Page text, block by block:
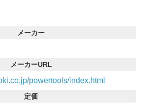
メーカー
メーカーURL
powertools/index.html
定価